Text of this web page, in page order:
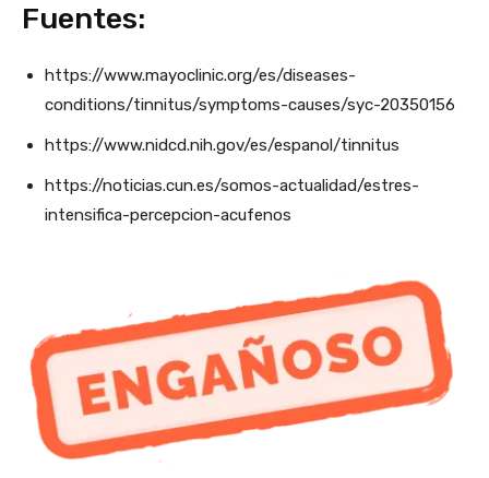
Fuentes:
https://www.mayoclinic.org/es/diseases-
conditions/tinnitus/symptoms-causes/syc-20350156
https://www.nidcd.nih.gov/es/espanol/tinnitus
https://noticias.cun.es/somos-actualidad/estres-
intensifica-percepcion-acufenos